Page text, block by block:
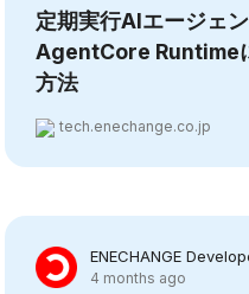
定期実行AIエージェ
AgentCore Runtime
方法
tech.enechange.co.jp
ENECHANGE
4 months ago